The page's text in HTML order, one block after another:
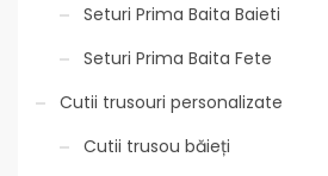
Seturi Prima Baita Baieti
Seturi Prima Baita Fete
Cutii trusouri personalizate
Cutii trusou băieți